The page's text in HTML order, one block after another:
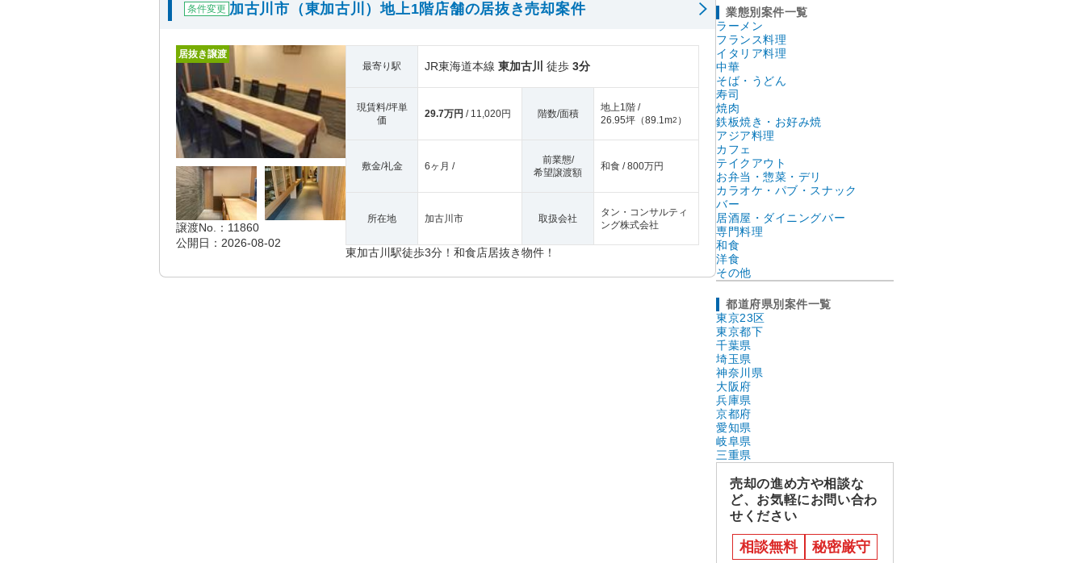
条件変更 加古川市（東加古川）地上1階店舗の居抜き売却案件
居抜き譲渡
譲渡No.：11860
公開日：2026-08-02
最寄り駅 JR東海道本線 東加古川 徒歩 3分
現賃料/坪単
価
29.7万円 / 11,020円 階数/面積
地上1階 /
26.95坪 （89.1m2 ）
敷金/礼金 6ヶ月 /
前業態/
希望譲渡額
和食 / 800万円
所在地 加古川市 取扱会社
タン・コンサルティ
ング株式会社
東加古川駅徒歩3分！和食店居抜き物件！
業態別案件一覧
ラーメン
フランス料理
イタリア料理
中華
そば・うどん
寿司
焼肉
鉄板焼き・お好み焼
アジア料理
カフェ
テイクアウト
お弁当・惣菜・デリ
カラオケ・パブ・スナック
バー
居酒屋・ダイニングバー
専門料理
和食
洋食
その他
都道府県別案件一覧
東京23区
東京都下
千葉県
埼玉県
神奈川県
大阪府
兵庫県
京都府
愛知県
岐阜県
三重県
売却の進め方や相談な
ど、お気軽にお問い合わ
せください
相談無料 秘密厳守